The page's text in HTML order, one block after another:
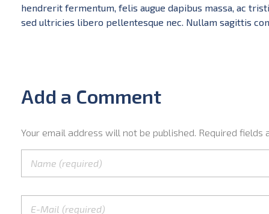
hendrerit fermentum, felis augue dapibus massa, ac
sed ultricies libero pellentesque nec. Nullam sagittis
Add a Comment
Your email address will not be published. Required fields